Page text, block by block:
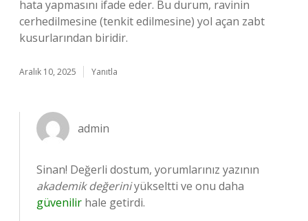
hata yapmasını ifade eder. Bu durum, ravinin
cerhedilmesine (tenkit edilmesine) yol açan zabt
kusurlarından biridir.
Aralık 10, 2025 Yanıtla
admin
Sinan! Değerli dostum, yorumlarınız yazının
akademik değeriniyükseltti ve onu daha
güvenilir hale getirdi.